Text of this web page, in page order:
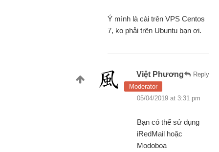
Ý mình là cài trên VPS Centos
7, ko phải trên Ubuntu bạn ơi.
Reply
Việt Phương
Moderator
05/04/2019 at 3:31 pm
Bạn có thể sử dụng
iRedMail hoặc
Modoboa